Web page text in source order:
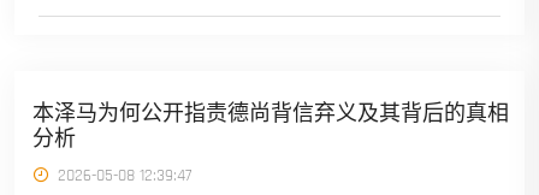
本泽马为何公开指责德尚背信弃义及其背后的真相
分析
2026-05-08 12:39:47